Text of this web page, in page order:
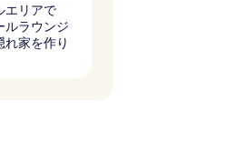
エリアで
ルラウンジ
家を作り